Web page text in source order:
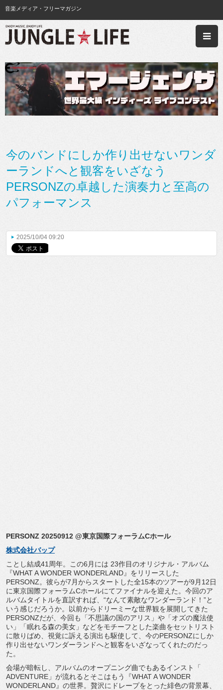
音楽メディア・フリーマガジン
今のバンドにしか作り出せないワンダ
ーランドへと観客をいざなう
PERSONZの卓越した演奏力と至高の
パフォーマンス
2025/10/04 09:20
PERSONZ 20250912 @東京国際フォーラムCホール
株式会社バップ
ことし結成41周年。この6月には 23作目のオリジナル・アルバム
『WHAT A WONDER WONDERLAND』をリリースした
PERSONZ。 彼らが7月からスタートした全15本のツアーが9月12日
に東京国際フォーラムCホールにてファイナルを迎えた。 今回のア
ルバムタイトルを直訳すれば、“なんて素敵なワンダーランド！”と
いう感じだろうか。
以前からドリーミーな世界観を展開してきた
PERSONZだが、 今回も「不思議の国のアリス」や「オズの魔法使
い」「眠れる森の美女」 などをモチーフとした楽曲をセットリスト
に散りばめ、 視覚に訴える演出も駆使して、 今のPERSONZにしか
作り出せないワンダーランドへと観客をいざなってくれたのだっ
た。
会場が暗転し、アルバムのオープニング曲でもあるインスト「
ADVENTURE」が流れるとそこはもう『WHAT A WONDER
WONDERLAND』の世界。 贅沢にドレープをとった緋色の背景幕、